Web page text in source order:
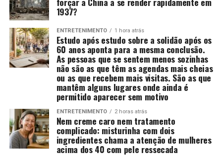
1937?
ENTRETENIMENTO 1 hora atrás
Estudo após estudo sobre a solidão após os
60 anos aponta para a mesma conclusão.
As pessoas que se sentem menos sozinhas
não são as que têm as agendas mais cheias
ou as que recebem mais visitas. São as que
mantêm alguns lugares onde ainda é
permitido aparecer sem motivo
ENTRETENIMENTO 2 horas atrás
Nem creme caro nem tratamento
complicado: misturinha com dois
ingredientes chama a atenção de mulheres
acima dos 40 com pele ressecada